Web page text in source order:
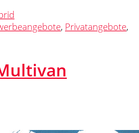
, Privatangebote,